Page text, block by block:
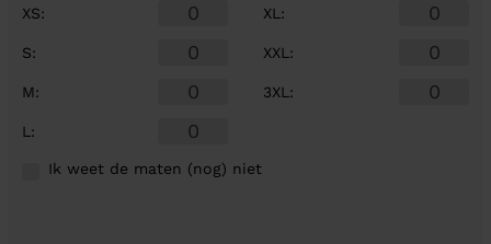
XS:
S:
M:
L :
XL :
XXL :
3XL :
Ik weet de maten (nog) niet